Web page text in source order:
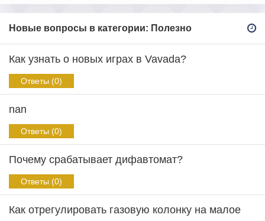
Новые вопросы в категории: Полезно
Как узнать о новых играх в Vavada?
Ответы (0)
nan
Ответы (0)
Почему срабатывает дифавтомат?
Ответы (0)
Как отрегулировать газовую колонку на малое